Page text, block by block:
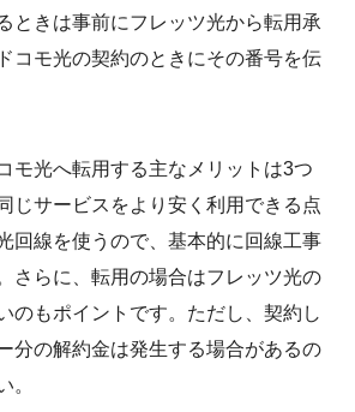
ときは事前にフレッツ光から転用承
コモ光の契約のときにその番号を伝
モ光へ転用する主なメリットは3つ
じサービスをより安く利用できる点
回線を使うので、基本的に回線工事
さらに、転用の場合はフレッツ光の
のもポイントです。ただし、契約し
分の解約金は発生する場合があるの
。